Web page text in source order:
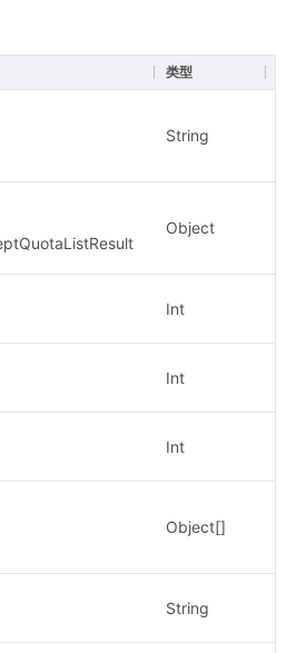
类型
String
Object
Int
Int
Int
Object[]
String